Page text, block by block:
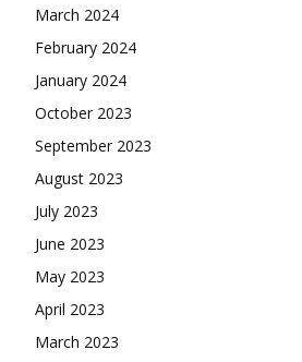
March 2024
February 2024
January 2024
October 2023
September 2023
August 2023
July 2023
June 2023
May 2023
April 2023
March 2023